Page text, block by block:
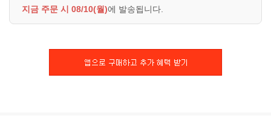
지금 주문 시 08/10(월)에 발송됩니다.